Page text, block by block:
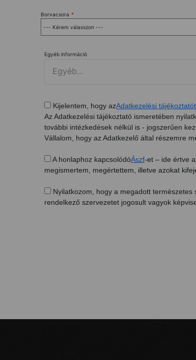
Borvacsora *
Egyéb információ
Kijelentem, hogy azAdatkezelési tájékoztatót
Az Adatkezelési tájékoztató ismeretében
további intézkedések nélkül is - jogszerűen
Vállalom, hogy az Adatkezelő által részemre
A honlaphoz kapcsolódóÁszf-et – ide értve
megismertem, megértettem, illetve azokat
Nyilatkozom, hogy a megadott
rendelkező szervezetet jogosult vagyok